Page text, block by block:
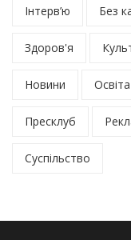
Інтерв’ю Без
Здоров'я
Новини Освіта
Пресклуб
Суспільство